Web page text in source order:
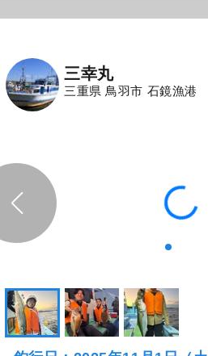
三幸丸
三重県 鳥羽市 石鏡漁港